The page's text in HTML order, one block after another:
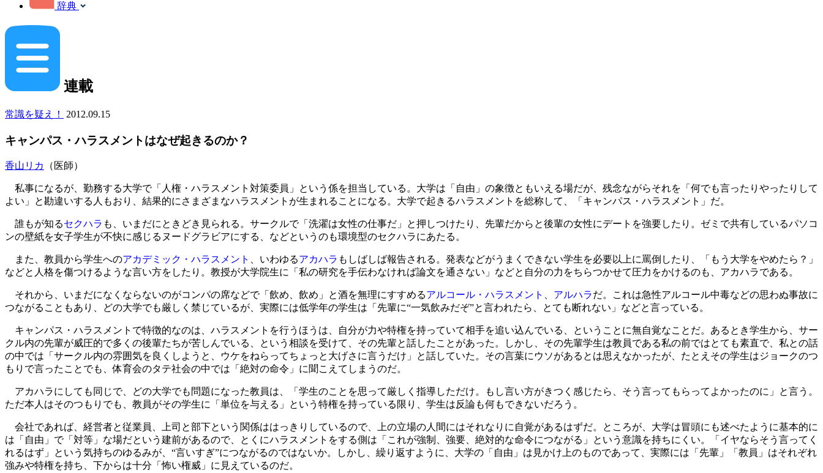
辞典
連載
常識を疑え！ 2012.09.15
キャンパス・ハラスメントはなぜ起きるのか？
香山リカ （医師）
私事になるが、勤務する大学で「人権・ハラスメント対策委員」という係を担当している。大学は「自由」の象徴ともいえる場だが、残念ながらそれを「何でも言ったりやったりして
よい」と勘違いする人もおり、結果的にさまざまなハラスメントが生まれることになる。大学で起きるハラスメントを総称して、「キャンパス・ハラスメント」だ。
誰もが知るセクハラ も、いまだにときどき見られる。サークルで「洗濯は女性の仕事だ」と押しつけたり、先輩だからと後輩の女性にデートを強要したり。ゼミで共有しているパソコ
ンの壁紙を女子学生が不快に感じるヌードグラビアにする、などというのも環境型のセクハラにあたる。
また、教員から学生へのアカデミック・ハラスメント 、いわゆるアカハラ もしばしば報告される。発表などがうまくできない学生を必要以上に罵倒したり、「もう大学をやめたら？」
などと人格を傷つけるような言い方をしたり。教授が大学院生に「私の研究を手伝わなければ論文を通さない」などと自分の力をちらつかせて圧力をかけるのも、アカハラである。
それから、いまだになくならないのがコンパの席などで「飲め、飲め」と酒を無理にすすめるアルコール・ハラスメント アルハラだ。これは急性アルコール中毒などの思わぬ事故に
つながることもあり、どの大学でも厳しく禁じているが、実際には低学年の学生は「先輩に“一気飲みだぞ”と言われたら、とても断れない」などと言っている。
キャンパス・ハラスメントで特徴的なのは、ハラスメントを行うほうは、自分が力や特権を持っていて相手を追い込んでいる、ということに無自覚なことだ。あるとき学生から、サー
クル内の先輩が威圧的で多くの後輩たちが苦しんでいる、という相談を受けて、その先輩と話したことがあった。しかし、その先輩学生は教員である私の前ではとても素直で、私との話
の中では「サークル内の雰囲気を良くしようと、ウケをねらってちょっと大げさに言うだけ」と話していた。その言葉にウソがあるとは思えなかったが、たとえその学生はジョークのつ
もりで言ったことでも、体育会のタテ社会の中では「絶対の命令」に聞こえてしまうのだ。
アカハラにしても同じで、どの大学でも問題になった教員は、「学生のことを思って厳しく指導しただけ。もし言い方がきつく感じたら、そう言ってもらってよかったのに」と言う。
ただ本人はそのつもりでも、教員がその学生に「単位を与える」という特権を持っている限り、学生は反論も何もできないだろう。
会社であれば、経営者と従業員、上司と部下という関係ははっきりしているので、上の立場の人間にはそれなりに自覚があるはずだ。ところが、大学は冒頭にも述べたように基本的に
は「自由」で「対等」な場だという建前があるので、とくにハラスメントをする側は「これが強制、強要、絶対的な命令につながる」という意識を持ちにくい。「イヤならそう言ってく
れるはず」という気持ちのゆるみが、“言いすぎ”につながるのではないか。しかし、繰り返すように、大学の「自由」は見かけ上のものであって、実際には「先輩」「教員」はそれぞれ
強みや特権を持ち、下からは十分「怖い権威」に見えているのだ。